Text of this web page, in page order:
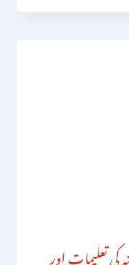
تعلیمات اور